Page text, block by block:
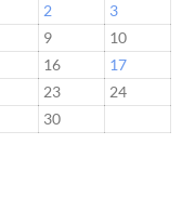
2
3
9
10
16
17
23
24
30